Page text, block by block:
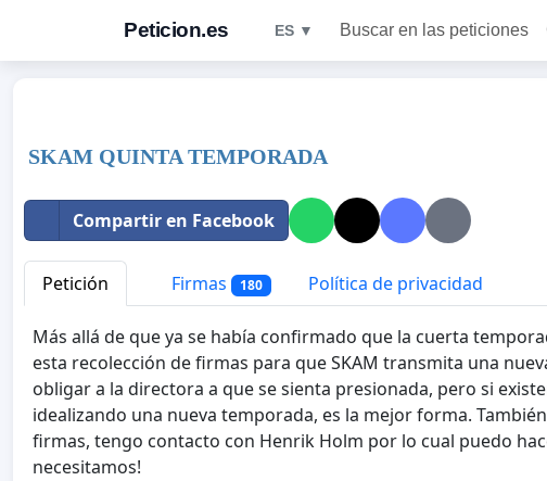
Peticion.es ES ▼ Buscar en las peticiones
SKAM QUINTA TEMPORADA
Compartir en Facebook
Petición Firmas 180 Política de privacidad
Más allá de que ya se había confirmado que la cuerta
esta recolección de firmas para que SKAM transmita una
obligar a la directora a que se sienta presionada, pero si
idealizando una nueva temporada, es la mejor forma.
firmas, tengo contacto con Henrik Holm por lo cual puedo
necesitamos!